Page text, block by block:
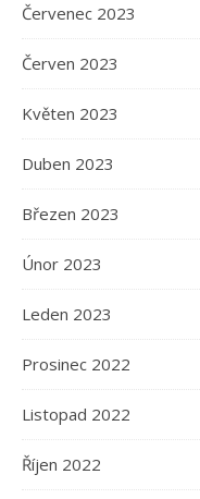
Červenec 2023
Červen 2023
Květen 2023
Duben 2023
Březen 2023
Únor 2023
Leden 2023
Prosinec 2022
Listopad 2022
Říjen 2022